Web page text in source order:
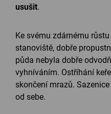
usušit.
Ke svému zdárnému
stanoviště, dobře
půda nebyla dobře
vyhníváním. Ostříhání
skončení mrazů.
od sebe.